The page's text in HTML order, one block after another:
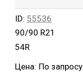
ID: 55536
90/90 R21
54R
Цена: По запросу